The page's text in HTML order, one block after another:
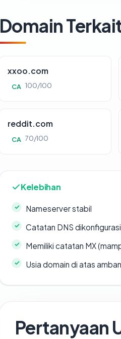
Domain
xxoo.com
CA 100/100
reddit.com
CA 70/100
Kelebihan
Nameserver stabil
Catatan DNS
Memiliki catatan MX
Usia domain di atas
Pertanyaan